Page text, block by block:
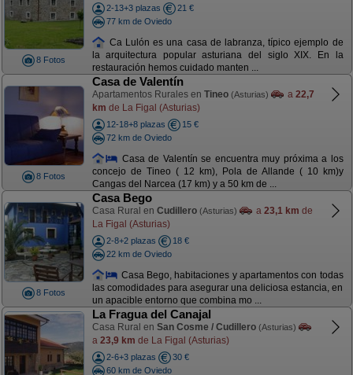
8 Fotos
2-13+3 plazas
21 €
77 km de Oviedo
Ca Lulón es una casa de labranza, típico ejemplo de
la arquitectura popular asturiana del siglo XIX. En la
restauración hemos cuidado manten ...
8 Fotos
Casa de Valentín
Apartamentos Rurales en Tineo (Asturias) a 22,7
km de La Figal (Asturias)
12-18+8 plazas
15 €
72 km de Oviedo
Casa de Valentín se encuentra muy próxima a los
concejo de Tineo ( 12 km), Pola de Allande ( 10 km)y
Cangas del Narcea (17 km) y a 50 km de ...
8 Fotos
Casa Bego
Casa Rural en Cudillero (Asturias) a 23,1 km de
La Figal (Asturias)
2-8+2 plazas
18 €
22 km de Oviedo
Casa Bego, habitaciones y apartamentos con todas
las comodidades para asegurar una deliciosa estancia, en
un apacible entorno que combina mo ...
La Fragua del Canajal
Casa Rural en San Cosme / Cudillero (Asturias)
a 23,9 km de La Figal (Asturias)
2-6+3 plazas
30 €
60 km de Oviedo